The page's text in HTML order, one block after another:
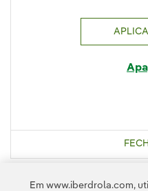
Em www.iberdrola.com,